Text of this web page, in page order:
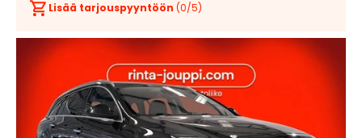
Lisää tarjouspyyntöön (0/5)